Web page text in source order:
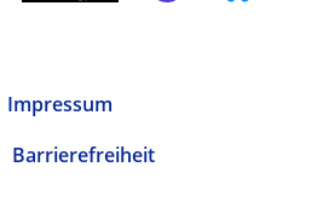
Impressum
Barrierefreiheit